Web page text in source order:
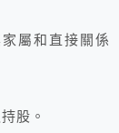
屬和直接關係
股。